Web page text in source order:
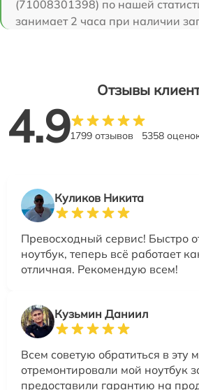
(71008301398) по нашей
занимает 2 часа при наличии
Отзывы
4.91799 отзывов 5358
Куликов Никита
Превосходный сервис! Быстро
ноутбук, теперь всё работает
отличная. Рекомендую всем!
Кузьмин Даниил
Всем советую обратиться в эту
отремонтировали мой ноутбук
предоставили гарантию на